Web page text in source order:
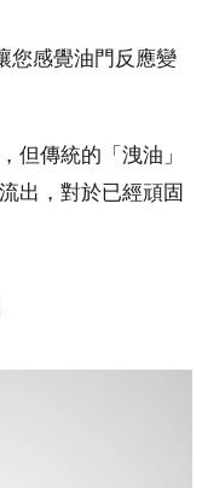
您感覺油門反應變
但傳統的「洩油」
出，對於已經頑固